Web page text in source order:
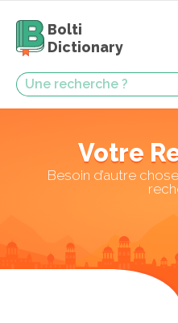
Bolti
Dictionary
Votre
Besoin d’autre